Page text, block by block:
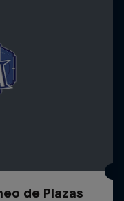
de Plazas